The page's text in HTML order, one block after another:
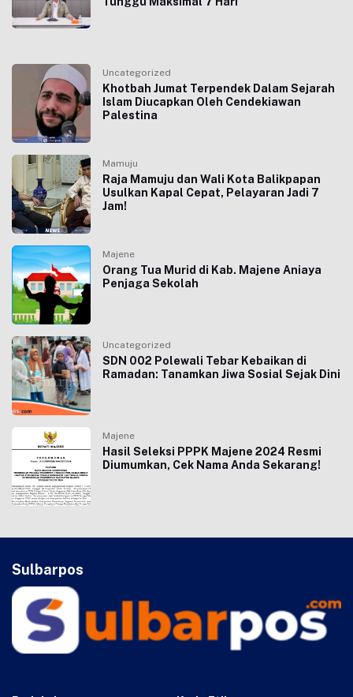
Uncategorized
Khotbah Jumat Terpendek Dalam Sejarah
Islam Diucapkan Oleh Cendekiawan
Palestina
Mamuju
Raja Mamuju dan Wali Kota Balikpapan
Usulkan Kapal Cepat, Pelayaran Jadi 7
Jam!
Majene
Orang Tua Murid di Kab. Majene Aniaya
Penjaga Sekolah
Uncategorized
SDN 002 Polewali Tebar Kebaikan di
Ramadan: Tanamkan Jiwa Sosial Sejak Dini
Majene
Hasil Seleksi PPPK Majene 2024 Resmi
Diumumkan, Cek Nama Anda Sekarang!
Sulbarpos